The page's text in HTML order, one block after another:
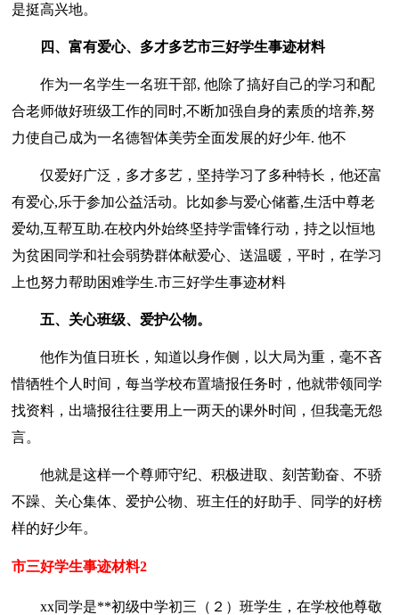
是挺高兴地。
四、富有爱心、多才多艺市三好学生事迹材料
作为一名学生一名班干部, 他除了搞好自己的学习和配
合老师做好班级工作的同时,不断加强自身的素质的培养,努
力使自己成为一名德智体美劳全面发展的好少年. 他不
仅爱好广泛，多才多艺，坚持学习了多种特长，他还富
有爱心,乐于参加公益活动。比如参与爱心储蓄,生活中尊老
爱幼,互帮互助.在校内外始终坚持学雷锋行动，持之以恒地
为贫困同学和社会弱势群体献爱心、送温暖，平时，在学习
上也努力帮助困难学生.市三好学生事迹材料
五、关心班级、爱护公物。
他作为值日班长，知道以身作侧，以大局为重，毫不吝
惜牺牲个人时间，每当学校布置墙报任务时，他就带领同学
找资料，出墙报往往要用上一两天的课外时间，但我毫无怨
言。
他就是这样一个尊师守纪、积极进取、刻苦勤奋、不骄
不躁、关心集体、爱护公物、班主任的好助手、同学的好榜
样的好少年。
市三好学生事迹材料2
xx同学是**初级中学初三（２）班学生，在学校他尊敬